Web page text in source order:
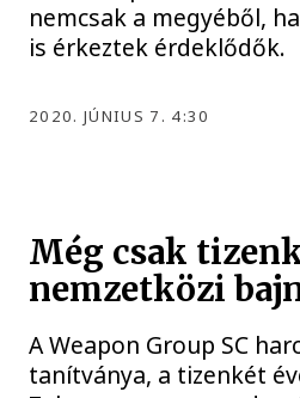
nemcsak a megyéből,
is érkeztek érdeklődők.
2020. JÚNIUS 7. 4:30
Még csak
nemzetközi
A Weapon Group SC
tanítványa, a tizenkét